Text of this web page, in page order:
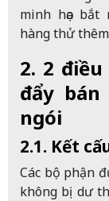
minh họa
hàng thử
2. 2
đẩy
ngói
2.1. Kết
Các bộ phận
không bị dư